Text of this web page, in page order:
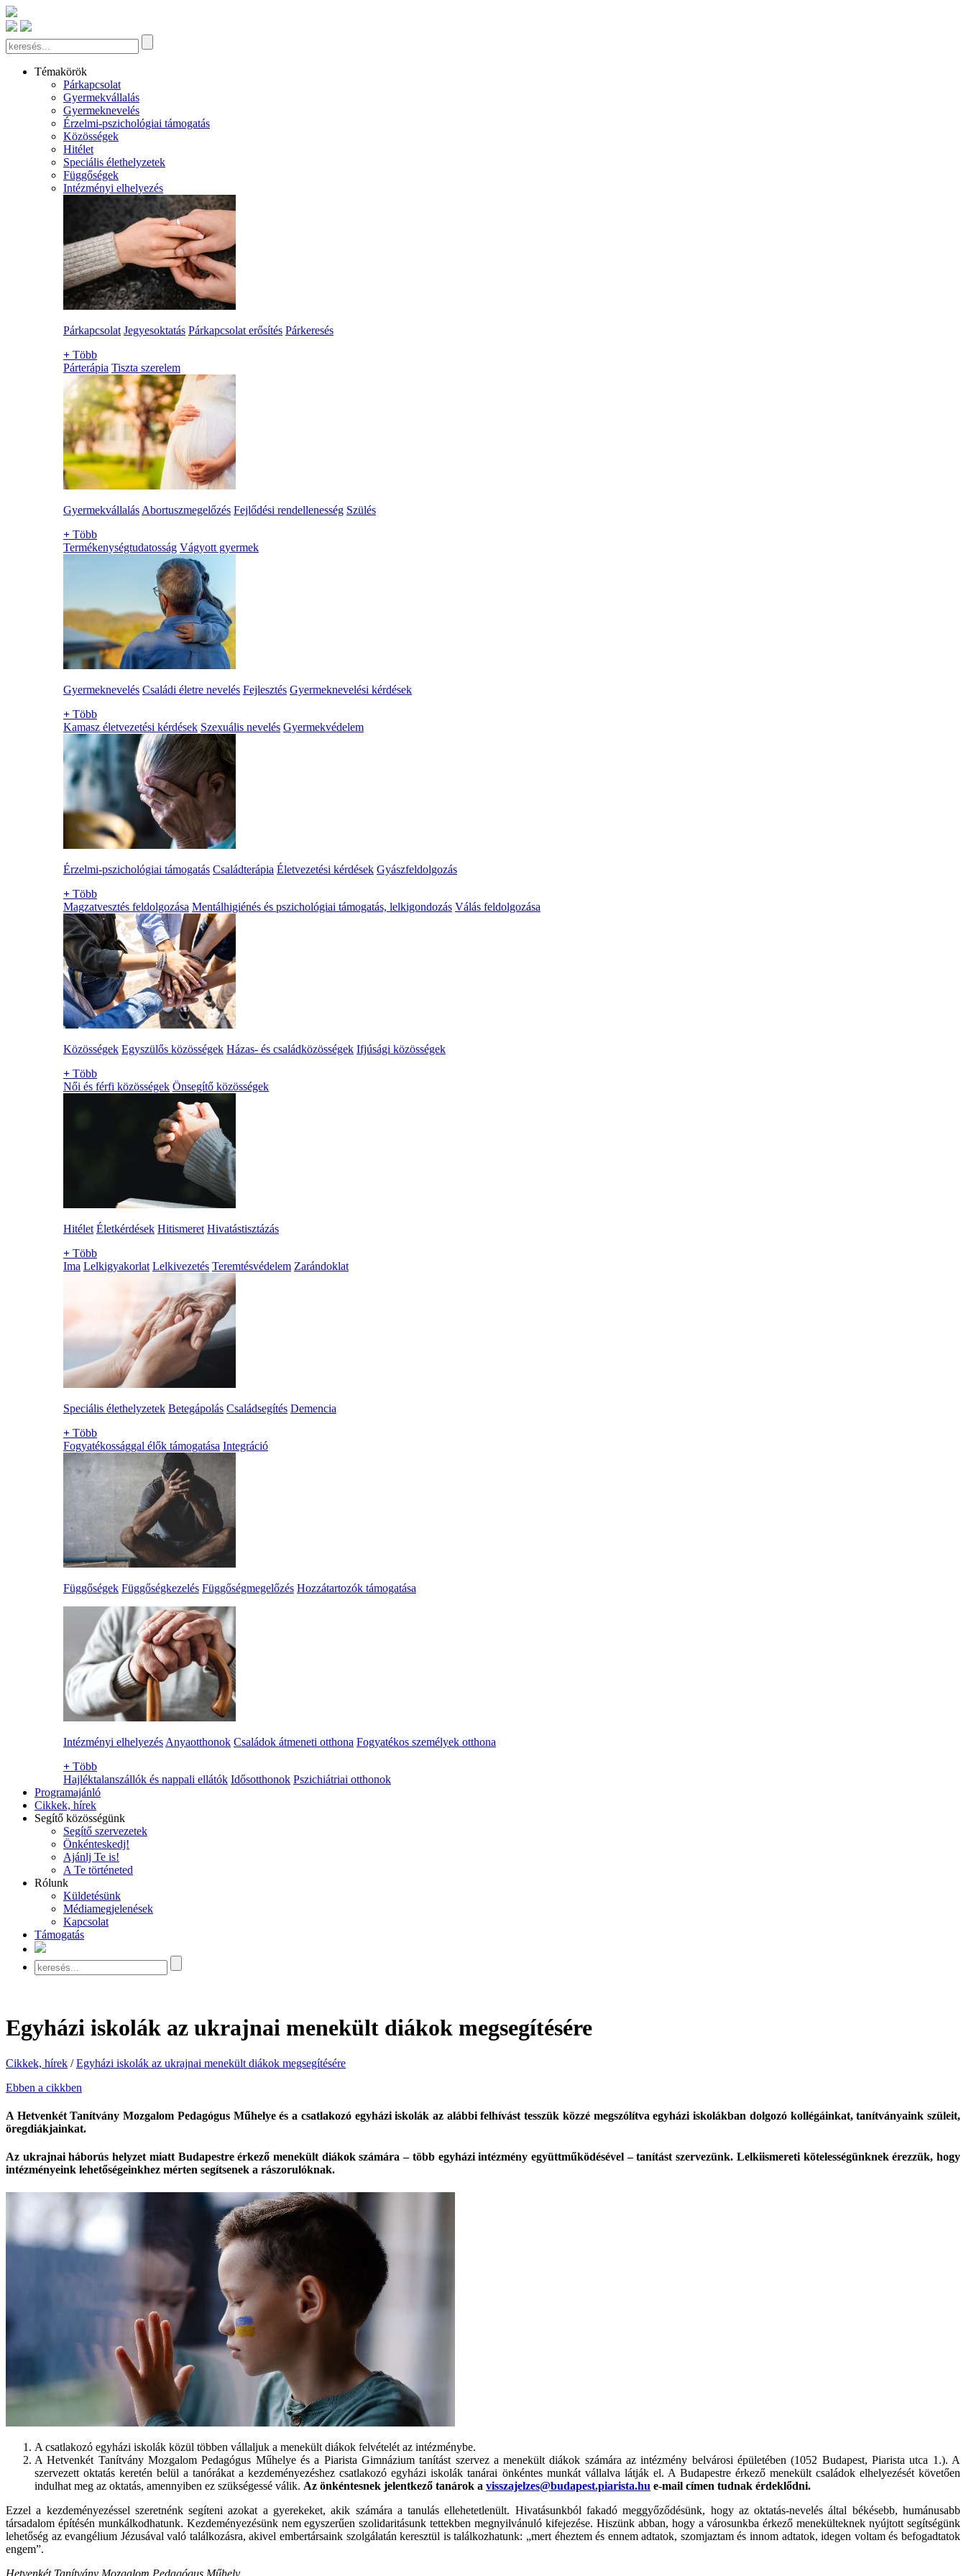
Témakörök
Párkapcsolat
Gyermekvállalás
Gyermeknevelés
Érzelmi-pszichológiai támogatás
Közösségek
Hitélet
Speciális élethelyzetek
Függőségek
Intézményi elhelyezés
Párkapcsolat Jegyesoktatás Párkapcsolat erősítés Párkeresés
+ Több
Párterápia Tiszta szerelem
Gyermekvállalás Abortuszmegelőzés Fejlődési rendellenesség Szülés
+ Több
Termékenységtudatosság Vágyott gyermek
Gyermeknevelés Családi életre nevelés Fejlesztés Gyermeknevelési kérdések
+ Több
Kamasz életvezetési kérdések Szexuális nevelés Gyermekvédelem
Érzelmi-pszichológiai támogatás Családterápia Életvezetési kérdések Gyászfeldolgozás
+ Több
Magzatvesztés feldolgozása Mentálhigiénés és pszichológiai támogatás, lelkigondozás Válás feldolgozása
Közösségek Egyszülős közösségek Házas- és családközösségek Ifjúsági közösségek
+ Több
Női és férfi közösségek Önsegítő közösségek
Hitélet Életkérdések Hitismeret Hivatástisztázás
+ Több
Ima Lelkigyakorlat Lelkivezetés Teremtésvédelem Zarándoklat
Speciális élethelyzetek Betegápolás Családsegítés Demencia
+ Több
Fogyatékossággal élők támogatása Integráció
Függőségek Függőségkezelés Függőségmegelőzés Hozzátartozók támogatása
Intézményi elhelyezés Anyaotthonok Családok átmeneti otthona Fogyatékos személyek otthona
+ Több
Hajléktalanszállók és nappali ellátók Idősotthonok Pszichiátriai otthonok
Programajánló
Cikkek, hírek
Segítő közösségünk
Segítő szervezetek
Önkénteskedj!
Ajánlj Te is!
A Te történeted
Rólunk
Küldetésünk
Médiamegjelenések
Kapcsolat
Támogatás
Egyházi iskolák az ukrajnai menekült diákok megsegítésére
Cikkek, hírek /Egyházi iskolák az ukrajnai menekült diákok megsegítésére
Ebben a cikkben
A Hetvenkét Tanítvány Mozgalom Pedagógus Műhelye és a csatlakozó egyházi iskolák az alábbi felhívást tesszük közzé megszólítva egyházi iskolákban dolgozó kollégáinkat, tanítványaink szüleit,
öregdiákjainkat.
Az ukrajnai háborús helyzet miatt Budapestre érkező menekült diákok számára – több egyházi intézmény együttműködésével – tanítást szervezünk. Lelkiismereti kötelességünknek érezzük, hogy
intézményeink lehetőségeinkhez mérten segítsenek a rászorulóknak.
A csatlakozó egyházi iskolák közül többen vállaljuk a menekült diákok felvételét az intézménybe.
A Hetvenkét Tanítvány Mozgalom Pedagógus Műhelye és a Piarista Gimnázium tanítást szervez a menekült diákok számára az intézmény belvárosi épületében (1052 Budapest, Piarista utca 1.). A
szervezett oktatás keretén belül a tanórákat a kezdeményezéshez csatlakozó egyházi iskolák tanárai önkéntes munkát vállalva látják el. A Budapestre érkező menekült családok elhelyezését követően
indulhat meg az oktatás, amennyiben ez szükségessé válik. Az önkéntesnek jelentkező tanárok a visszajelzes@budapest.piarista.hu e-mail címen tudnak érdeklődni.
Ezzel a kezdeményezéssel szeretnénk segíteni azokat a gyerekeket, akik számára a tanulás ellehetetlenült. Hivatásunkból fakadó meggyőződésünk, hogy az oktatás-nevelés által békésebb, humánusabb
társadalom építésén munkálkodhatunk. Kezdeményezésünk nem egyszerűen szolidaritásunk tettekben megnyilvánuló kifejezése. Hiszünk abban, hogy a városunkba érkező menekülteknek nyújtott segítségünk
lehetőség az evangélium Jézusával való találkozásra, akivel embertársaink szolgálatán keresztül is találkozhatunk: „mert éheztem és ennem adtatok, szomjaztam és innom adtatok, idegen voltam és befogadtatok
engem”.
Hetvenkét Tanítvány Mozgalom Pedagógus Műhely